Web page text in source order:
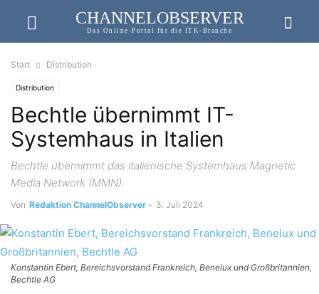
CHANNELOBSERVER
Das Online-Portal für die ITK-Branche
Start Distribution
Distribution
Bechtle übernimmt IT-
Systemhaus in Italien
Bechtle übernimmt das italienische Systemhaus Magnetic
Media Network (MMN).
Von Redaktion ChannelObserver - 3. Juli 2024
Konstantin Ebert, Bereichsvorstand Frankreich, Benelux und Großbritannien,
Bechtle AG